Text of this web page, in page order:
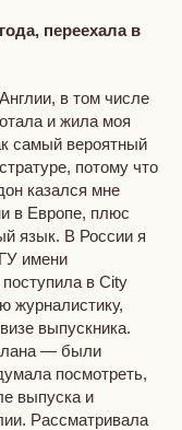
переехала в
в том числе
и жила моя
самый вероятный
потому что
казался мне
в Европе, плюс
язык. В России я
имени
в City
журналистику,
выпускника.
— были
посмотреть,
выпуска и
Рассматривала